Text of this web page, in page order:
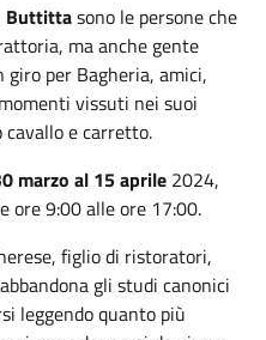
Buttittasono le persone che
ma anche gente
per Bagheria, amici,
vissuti nei suoi
e carretto.
marzo al 15 aprile 2024,
ore 9:00 alle ore 17:00.
figlio di ristoratori,
gli studi canonici
leggendo quanto più